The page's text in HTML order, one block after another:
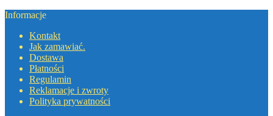
Informacje
Kontakt
Jak zamawiać.
Dostawa
Płatności
Regulamin
Reklamacje i zwroty
Polityka prywatności